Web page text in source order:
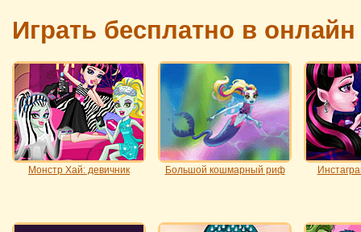
Играть бесплатно в
Монстр Хай: девичник Большой кошмарный риф